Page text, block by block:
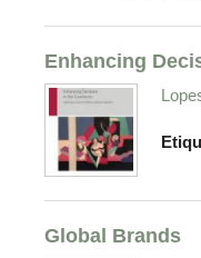
Enhancing
Global Brands